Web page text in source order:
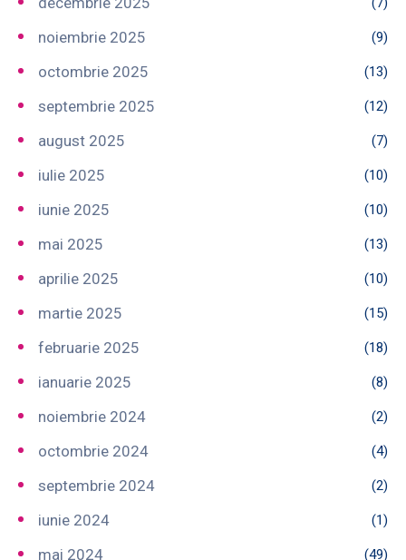
noiembrie 2025 (9)
octombrie 2025 (13)
septembrie 2025 (12)
august 2025 (7)
iulie 2025 (10)
iunie 2025 (10)
mai 2025 (13)
aprilie 2025 (10)
martie 2025 (15)
februarie 2025 (18)
ianuarie 2025 (8)
noiembrie 2024 (2)
octombrie 2024 (4)
septembrie 2024 (2)
iunie 2024 (1)
mai 2024 (49)